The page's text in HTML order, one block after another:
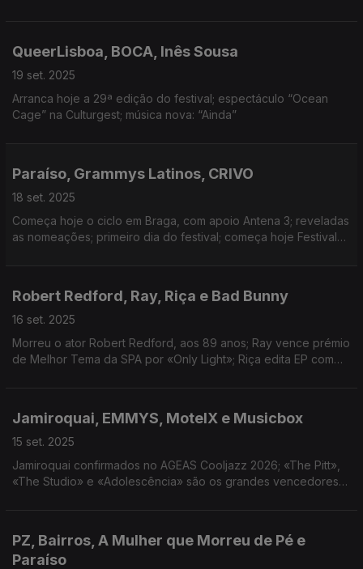
QueerLisboa, BOCA, Inês Sousa
19 set. 2025
Arranca hoje a 29ª edição do festival; espectáculo “Ocean
Cage” na Culturgest; música nova: “Ainda”
Paraíso, Grammys Latinos, CRIVO
18 set. 2025
Começa hoje o ciclo em Braga, com apoio Antena 3; reveladas
as nomeações; primeiro dia do festival; começa hoje Festival
Robert Redford, Ray, Riça e Bad Bunny
16 set. 2025
Morreu o ator Robert Redford, aos 89 anos; Ray vence prémio
de Melhor Tema da SPA por «Only Light»; Riça edita EP com
Jamiroquai, EMMYS, MotelX e Musicbox
15 set. 2025
Jamiroquai confirmados no AGEAS Cooljazz 2026; «The Pitt»,
«The Studio» e «Adolescência» são os grandes vencedores
PZ, Bairros, A Mulher que Morreu de Pé e
Paraíso